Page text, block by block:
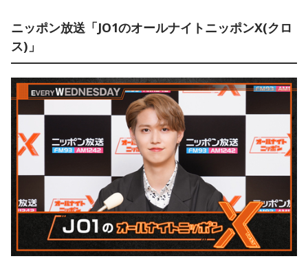
ニッポン放送「JO1のオールナイトニッポンX(クロ
ス)」